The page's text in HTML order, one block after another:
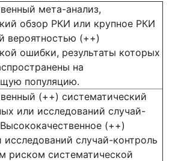
мета-анализ,
обзор РКИ или крупное РКИ
вероятностью (++)
ошибки, результаты которых
на
популяцию.
(++) систематический
или исследований случай-
(++)
исследований случай-контроль
риском систематической